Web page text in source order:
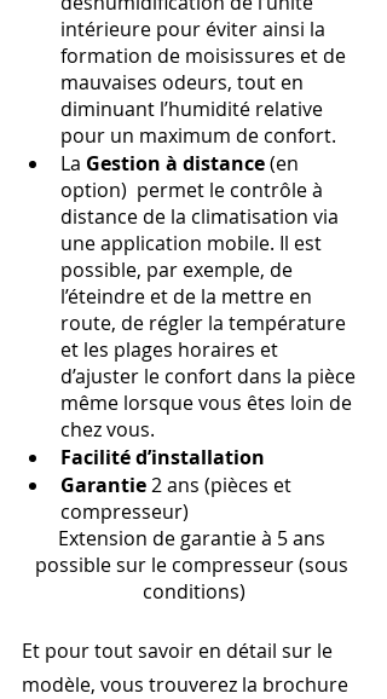
intérieure pour éviter ainsi la
formation de moisissures et de
mauvaises odeurs, tout en
diminuant l’humidité relative
pour un maximum de confort.
La Gestion à distance (en
option)  permet le contrôle à
distance de la climatisation via
une application mobile. Il est
possible, par exemple, de
l’éteindre et de la mettre en
route, de régler la température
et les plages horaires et
d’ajuster le confort dans la pièce
même lorsque vous êtes loin de
chez vous.
Facilité d’installation
Garantie 2 ans (pièces et
compresseur)
Extension de garantie à 5 ans
possible sur le compresseur (sous
conditions)
Et pour tout savoir en détail sur le
modèle, vous trouverez la brochure